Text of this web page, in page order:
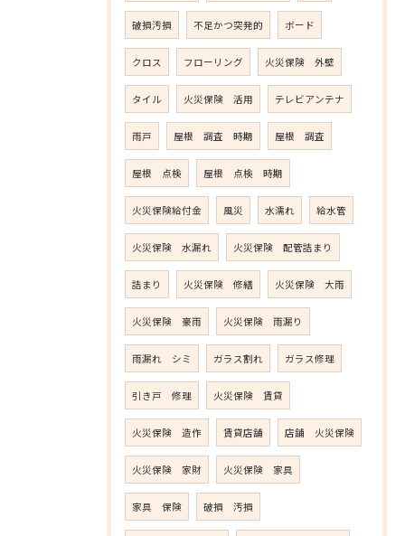
破損汚損 不足かつ突発的 ボード
クロス フローリング 火災保険 外壁
タイル 火災保険 活用 テレビアンテナ
雨戸 屋根 調査 時期 屋根 調査
屋根 点検 屋根 点検 時期
火災保険給付金 風災 水濡れ 給水管
火災保険 水漏れ 火災保険 配管詰まり
詰まり 火災保険 修繕 火災保険 大雨
火災保険 豪雨 火災保険 雨漏り
雨漏れ シミ ガラス割れ ガラス修理
引き戸 修理 火災保険 賃貸
火災保険 造作 賃貸店舗 店舗 火災保険
火災保険 家財 火災保険 家具
家具 保険 破損 汚損